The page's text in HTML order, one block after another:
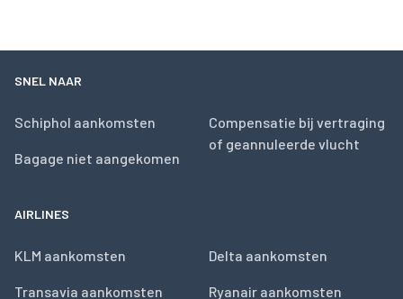
SNEL NAAR
Schiphol aankomsten
Bagage niet aangekomen
Compensatie bij vertraging
of geannuleerde vlucht
AIRLINES
KLM aankomsten
Transavia aankomsten
Delta aankomsten
Ryanair aankomsten